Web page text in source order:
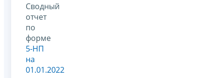
Сводный
отчет
по
форме
5-НП
на
01.01.2022